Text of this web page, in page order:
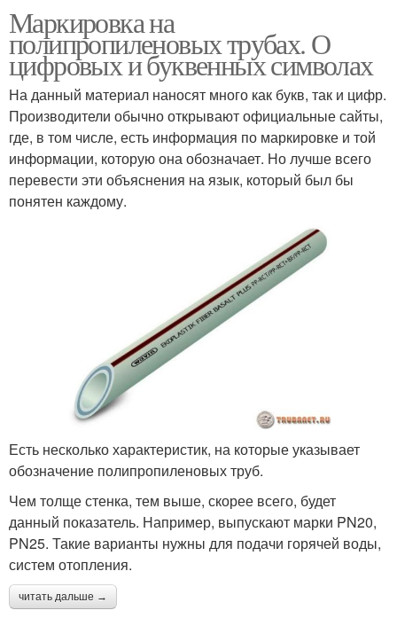
Маркировка на
полипропиленовых трубах. О
цифровых и буквенных символах
На данный материал наносят много как букв, так и цифр.
Производители обычно открывают официальные сайты,
где, в том числе, есть информация по маркировке и той
информации, которую она обозначает. Но лучше всего
перевести эти объяснения на язык, который был бы
понятен каждому.
Есть несколько характеристик, на которые указывает
обозначение полипропиленовых труб.
Чем толще стенка, тем выше, скорее всего, будет
данный показатель. Например, выпускают марки PN20,
PN25. Такие варианты нужны для подачи горячей воды,
систем отопления.
читать дальше →